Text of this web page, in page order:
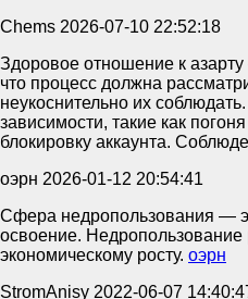
Chems 2026-07-10 22:52:18
Здоровое отношение к
что процесс должна
неукоснительно их
зависимости, такие как
блокировку аккаунта.
оэрн 2026-01-12 20:54:41
Сфера недропользования —
освоение.
экономическому росту. оэрн
StromAnisy 2022-06-07